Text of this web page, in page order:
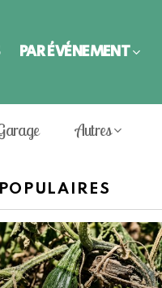
PAR ÉVÈNEMENT
Autres
POPULAIRES